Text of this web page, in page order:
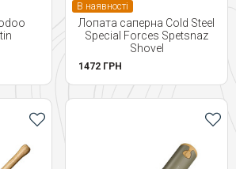
В наявності
Лопата саперна Cold Steel
Special Forces Spetsnaz
Shovel
1472 ГРН